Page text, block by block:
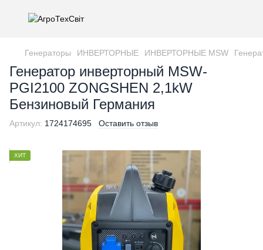
Генераторы ИНВЕРТОРНЫЕ ИНВЕРТОРНЫЕ MSW
Генератор инверторный MSW-
PGI2100 ZONGSHEN 2,1kW
Бензиновый Германия
Артикул: 1724174695 Оставить отзыв
ХИТ